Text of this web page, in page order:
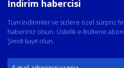
İndirim habercisi
Tüm indirimler ve sizlere özel sürpriz
haberiniz olsun. Üstelik e-bültene
Şimdi kayıt olun.